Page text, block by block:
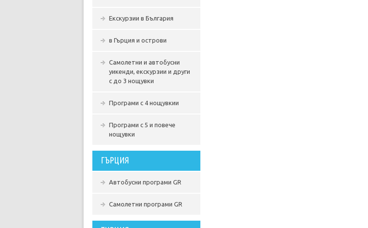
Екскурзии в България
в Гърция и острови
Самолетни и автобусни
уикенди, екскурзии и други
с до 3 нощувки
Програми с 4 нощувкии
Програми с 5 и повече
нощувки
ГЪРЦИЯ
Автобусни програми GR
Самолетни програми GR